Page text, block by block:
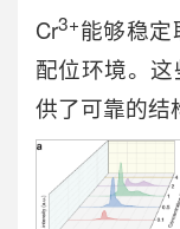
Cr3+能够稳
配位环境。
供了可靠的结